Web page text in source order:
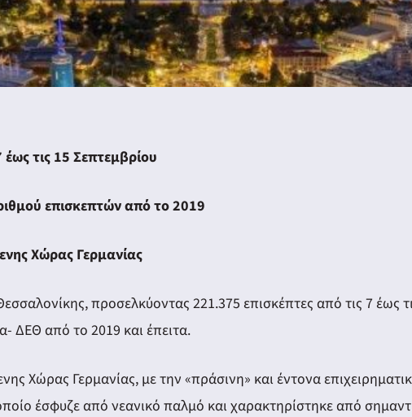
τις 15 Σεπτεμβρίου
επισκεπτών από το 2019
Χώρας Γερμανίας
προσελκύοντας 221.375 επισκέπτες από τις 7 έως
ΔΕΘ από το 2019 και έπειτα.
Χώρας Γερμανίας, με την «πράσινη» και έντονα
έσφυζε από νεανικό παλμό και χαρακτηρίστηκε από